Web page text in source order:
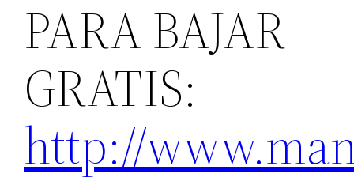
PARA BAJAR
GRATIS:
http://